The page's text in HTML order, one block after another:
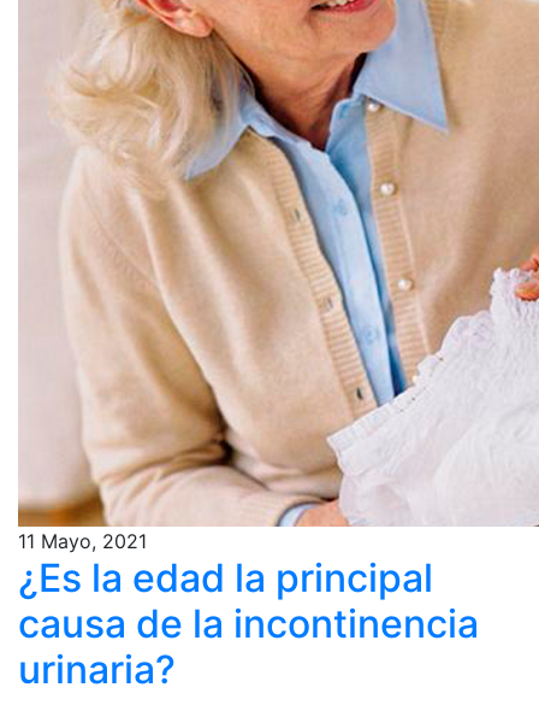
11 Mayo, 2021
¿Es la edad la principal
causa de la incontinencia
urinaria?